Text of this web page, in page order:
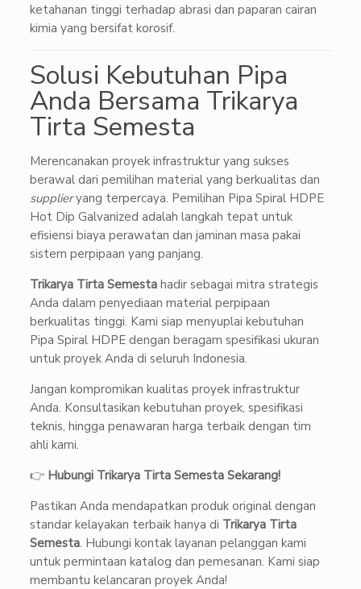
ketahanan tinggi terhadap abrasi dan paparan cairan
kimia yang bersifat korosif.
Solusi Kebutuhan Pipa
Anda Bersama Trikarya
Tirta Semesta
Merencanakan proyek infrastruktur yang sukses
berawal dari pemilihan material yang berkualitas dan
supplieryang terpercaya. Pemilihan Pipa Spiral HDPE
Hot Dip Galvanized adalah langkah tepat untuk
efisiensi biaya perawatan dan jaminan masa pakai
sistem perpipaan yang panjang.
Trikarya Tirta Semesta hadir sebagai mitra strategis
Anda dalam penyediaan material perpipaan
berkualitas tinggi. Kami siap menyuplai kebutuhan
Pipa Spiral HDPE dengan beragam spesifikasi ukuran
untuk proyek Anda di seluruh Indonesia.
Jangan kompromikan kualitas proyek infrastruktur
Anda. Konsultasikan kebutuhan proyek, spesifikasi
teknis, hingga penawaran harga terbaik dengan tim
ahli kami.
👉 Hubungi Trikarya Tirta Semesta Sekarang!
Pastikan Anda mendapatkan produk original dengan
standar kelayakan terbaik hanya di Trikarya Tirta
Semesta. Hubungi kontak layanan pelanggan kami
untuk permintaan katalog dan pemesanan. Kami siap
membantu kelancaran proyek Anda!